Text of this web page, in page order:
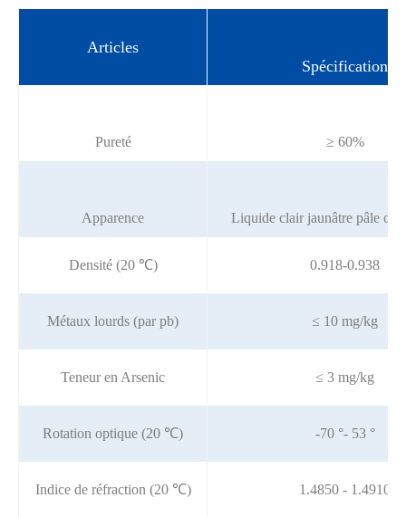
Articles
Spécification
Pureté ≥ 60%
Apparence Liquide clair jaunâtre pâle ou
Densité (20 ℃) 0.918-0.938
Métaux lourds (par pb) ≤ 10 mg/kg
Teneur en Arsenic ≤ 3 mg/kg
Rotation optique (20 ℃) -70 °- 53 °
Indice de réfraction (20 ℃) 1.4850 - 1.4910